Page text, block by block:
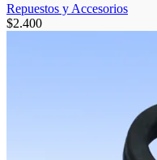
Repuestos y Accesorios
$2.400